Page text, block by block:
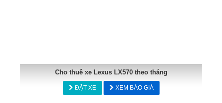
Cho thuê xe Lexus LX570 theo tháng
ĐẶT XE XEM BÁO GIÁ